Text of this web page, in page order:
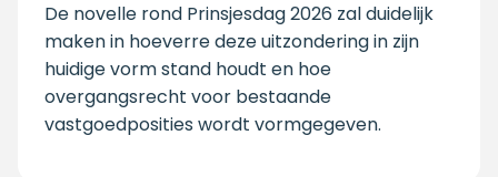
De novelle rond Prinsjesdag 2026 zal duidelijk
maken in hoeverre deze uitzondering in zijn
huidige vorm stand houdt en hoe
overgangsrecht voor bestaande
vastgoedposities wordt vormgegeven.